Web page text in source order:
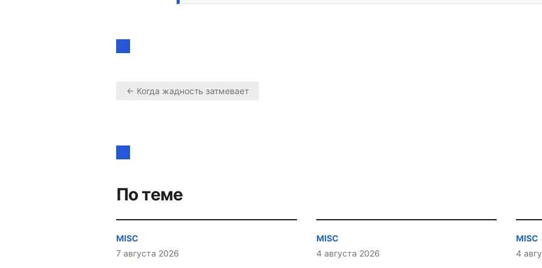
по
записям
← Когда жадность затмевает
По теме
MISC
7 августа 2026
MISC
4 августа 2026
MISC
4